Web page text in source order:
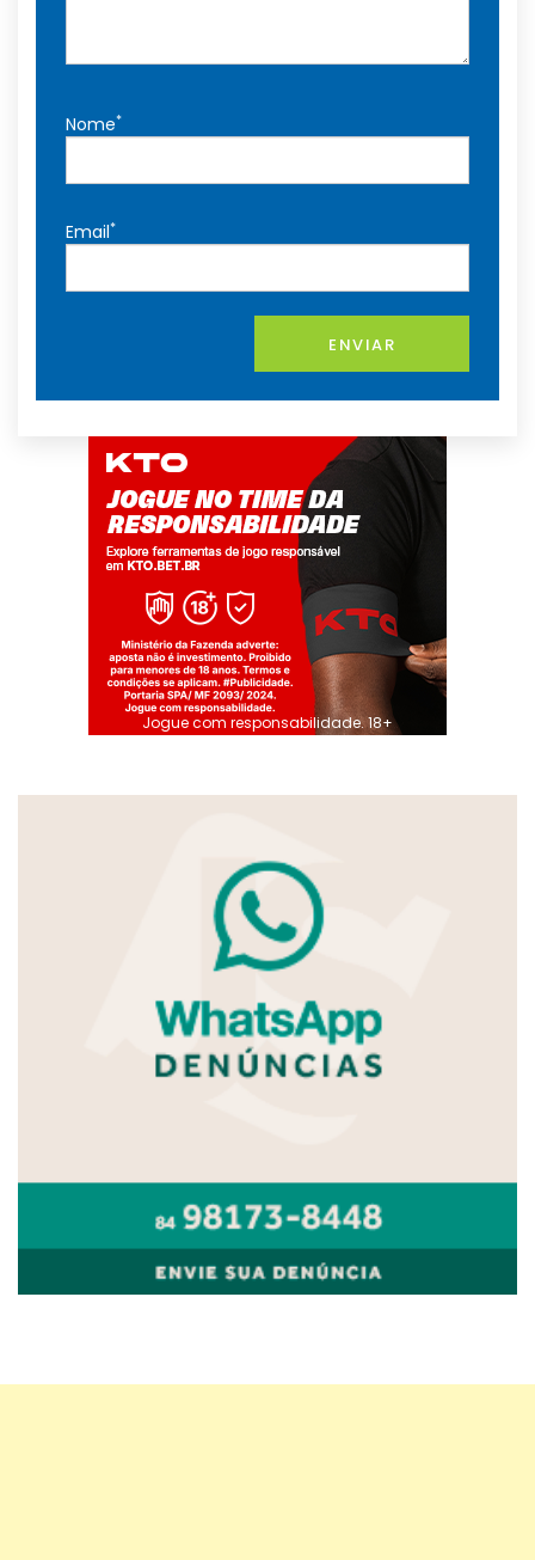
Nome*
Email*
ENVIAR
Jogue com responsabilidade. 18+